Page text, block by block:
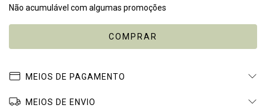
Não acumulável com algumas promoções
MEIOS DE PAGAMENTO
MEIOS DE ENVIO